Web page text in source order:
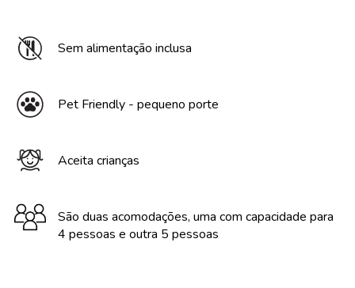
Sem alimentação inclusa
Pet Friendly - pequeno porte
Aceita crianças
São duas acomodações, uma com capacidade para
4 pessoas e outra 5 pessoas